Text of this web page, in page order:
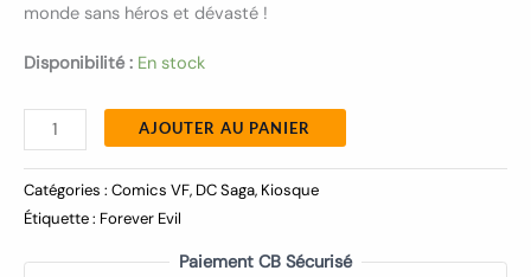
monde sans héros et dévasté !
Disponibilité : En stock
AJOUTER AU PANIER
Catégories : Comics VF, DC Saga, Kiosque
Étiquette : Forever Evil
Paiement CB Sécurisé